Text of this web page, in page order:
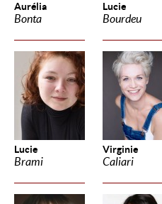
Aurélia
Bonta
Lucie
Bourdeu
Lucie
Brami
Virginie
Caliari